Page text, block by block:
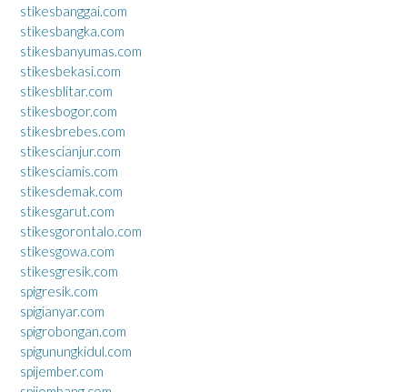
stikesbanggai.com
stikesbangka.com
stikesbanyumas.com
stikesbekasi.com
stikesblitar.com
stikesbogor.com
stikesbrebes.com
stikescianjur.com
stikesciamis.com
stikesdemak.com
stikesgarut.com
stikesgorontalo.com
stikesgowa.com
stikesgresik.com
spigresik.com
spigianyar.com
spigrobongan.com
spigunungkidul.com
spijember.com